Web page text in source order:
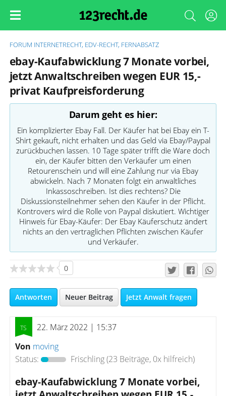
FORUM INTERNETRECHT, EDV-RECHT, FERNABSATZ
ebay-Kaufabwicklung 7 Monate vorbei,
jetzt Anwaltschreiben wegen EUR 15,-
privat Kaufpreisforderung
Darum geht es hier:
Ein komplizierter Ebay Fall. Der Käufer hat bei Ebay ein T-
Shirt gekauft, nicht erhalten und das Geld via Ebay/Paypal
zurückbuchen lassen. 10 Tage später trifft die Ware doch
ein, der Käufer bitten den Verkäufer um einen
Retourenschein und will eine Zahlung nur via Ebay
abwickeln. Nach 7 Monaten folgt ein anwaltliches
Inkassoschreiben. Ist dies rechtens? Die
Diskussionsteilnehmer sehen den Käufer in der Pflicht.
Kontrovers wird die Rolle von Paypal diskutiert. Wichtiger
Hinweis für Ebay-Käufer: Der Ebay Käuferschutz ändert
nichts an den vertraglichen Pflichten zwischen Käufer
und Verkäufer.
0
Antworten Neuer Beitrag Jetzt Anwalt fragen
22. März 2022 | 15:37
Von moving
Status:
Frischling(23 Beiträge, 0x hilfreich)
ebay-Kaufabwicklung 7 Monate vorbei,